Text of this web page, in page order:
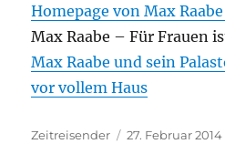
Homepage von Max
Max Raabe – Für Frauen
Max Raabe und sein
vor vollem Haus
Autor
Zeitreisender
Veröffentlicht
27. Februar 2014